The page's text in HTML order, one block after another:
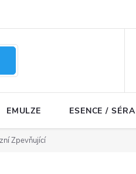
EMULZE ESENCE / SÉRA
Zpevňující